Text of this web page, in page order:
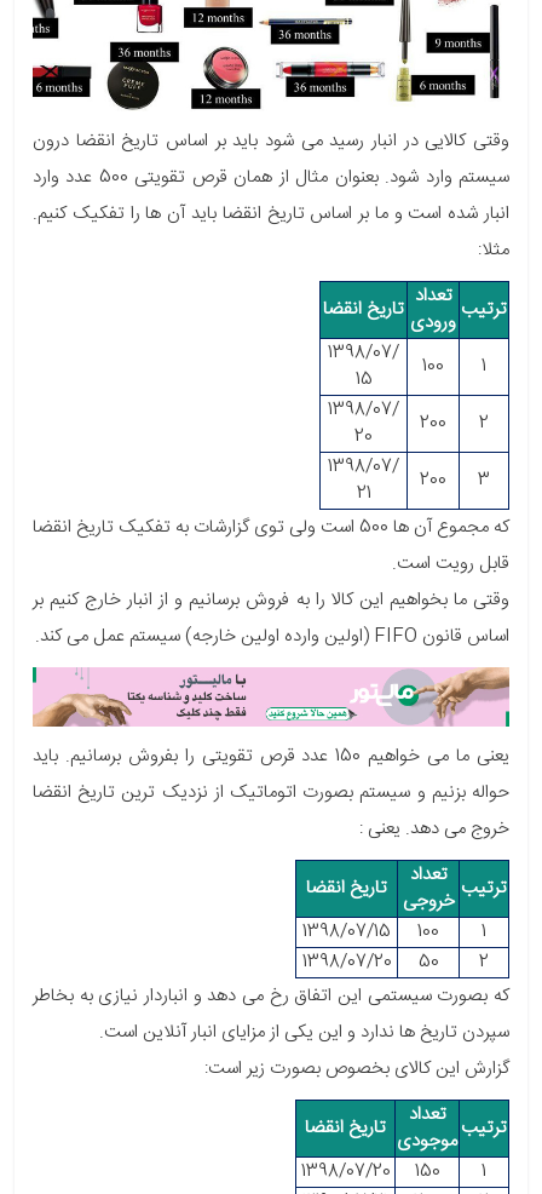
وقتی کالایی در انبار رسید می شود باید بر اساس تاریخ انقضا درون
سیستم وارد شود. بعنوان مثال از همان قرص تقویتی 500 عدد وارد
انبار شده است و ما بر اساس تاریخ انقضا باید آن ها را تفکیک کنیم.
مثلا:
ترتیب تعداد
ورودی تاریخ انقضا
1
100
​1398/07/​
15
2
200
​1398/07/​
20
3
200
​1398/07/​
21
که مجموع آن ها 500 است ولی توی گزارشات به تفکیک تاریخ انقضا
قابل رویت است.
وقتی ما بخواهیم این کالا را به فروش برسانیم و از انبار خارج کنیم بر
اساس قانون FIFO (اولین وارده اولین خارجه) سیستم عمل می کند.
یعنی ما می خواهیم 150 عدد قرص تقویتی را بفروش برسانیم. باید
حواله بزنیم و سیستم بصورت اتوماتیک از نزدیک ترین تاریخ انقضا
خروج می دهد. یعنی :
ترتیب تعداد
خروجی تاریخ انقضا
1
100
​1398/07/​15
2
50
​1398/07/​20
که بصورت سیستمی این اتفاق رخ می دهد و انباردار نیازی به بخاطر
سپردن تاریخ ها ندارد و این یکی از مزایای انبار آنلاین است.
گزارش این کالای بخصوص بصورت زیر است:
ترتیب تعداد
موجودی تاریخ انقضا
1
150
​1398/07/​20